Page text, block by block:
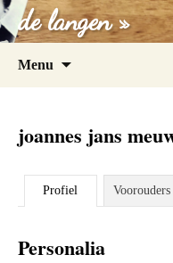
de langen »
Menu
joannes jans
Profiel Voorouders
Personalia